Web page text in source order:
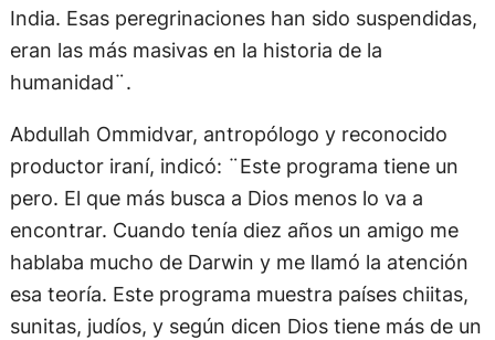
India. Esas peregrinaciones han sido suspendidas,
eran las más masivas en la historia de la
humanidad¨.
Abdullah Ommidvar, antropólogo y reconocido
productor iraní, indicó: ¨Este programa tiene un
pero. El que más busca a Dios menos lo va a
encontrar. Cuando tenía diez años un amigo me
hablaba mucho de Darwin y me llamó la atención
esa teoría. Este programa muestra países chiitas,
sunitas, judíos, y según dicen Dios tiene más de un